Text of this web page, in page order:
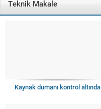
Teknik Makale
Kaynak dumanı kontrol altında